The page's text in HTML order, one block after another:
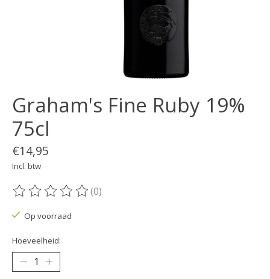
Graham's Fine Ruby 19%
75cl
€14,95
Incl. btw
De beoordeling van dit product is
(0)
Op voorraad
Hoeveelheid: